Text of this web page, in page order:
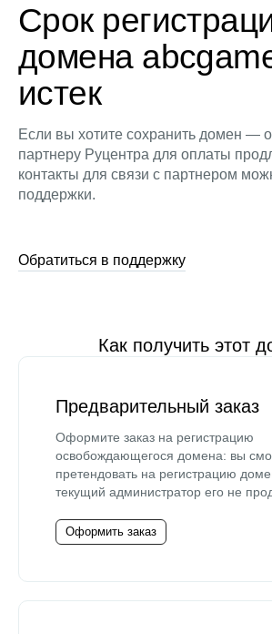
Срок
домена
истек
Если вы хотите сохранить домен —
партнеру Руцентра для оплаты
контакты для связи с партнером
поддержки.
Обратиться в поддержку
Как получить этот
Предварительный заказ
Оформите заказ на регистрацию
освобождающегося домена: вы
претендовать на регистрацию
текущий администратор его не
Оформить заказ